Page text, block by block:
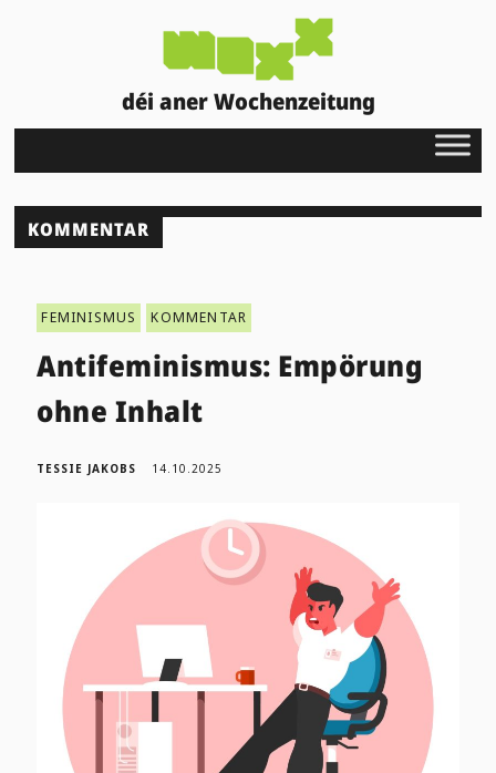
déi aner Wochenzeitung
KOMMENTAR
FEMINISMUS KOMMENTAR
Antifeminismus: Empörung
ohne Inhalt
TESSIE JAKOBS 14.10.2025